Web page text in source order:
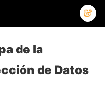
de la
de Datos